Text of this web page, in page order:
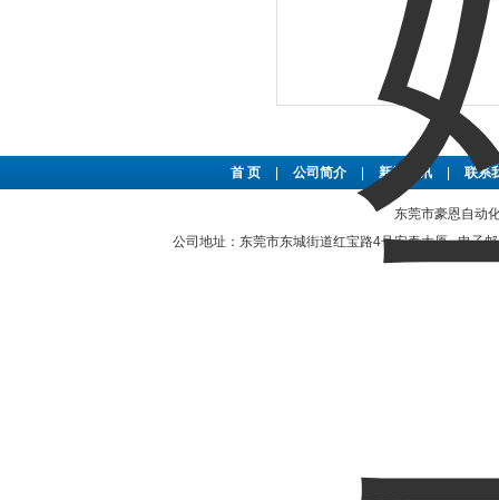
首 页 公司简介 新闻资讯 联系
东莞市豪恩自动
公司地址：东莞市东城街道红宝路4号安泰大厦 电子